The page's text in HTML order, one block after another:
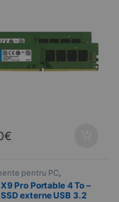
€
pentru PC
,Stocare externă
Pro Portable 4 To –
externe USB 3.2